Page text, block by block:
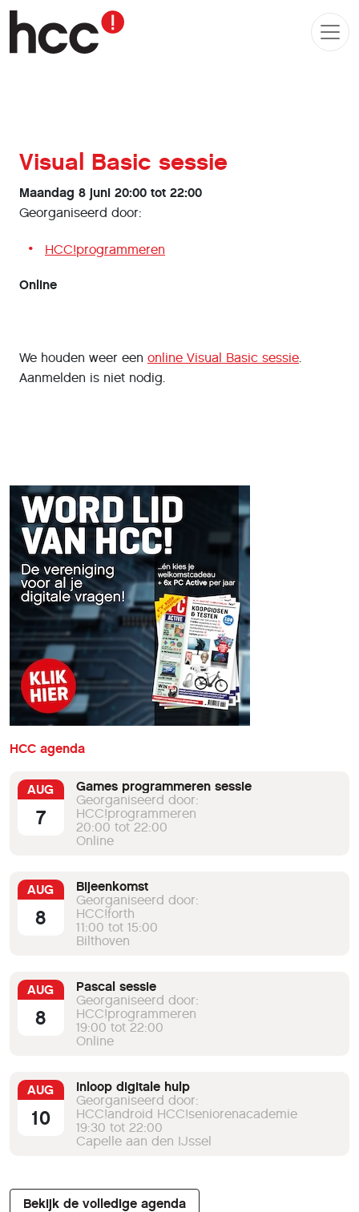
Visual Basic sessie
Maandag 8 juni 20:00 tot 22:00
Georganiseerd door:
HCC!programmeren
Online
We houden weer een online Visual Basic sessie.
Aanmelden is niet nodig.
HCC agenda
AUG
7
Games programmeren sessie
Georganiseerd door:
HCC!programmeren
20:00 tot 22:00
Online
AUG
8
Bijeenkomst
Georganiseerd door:
HCC!forth
11:00 tot 15:00
Bilthoven
AUG
8
Pascal sessie
Georganiseerd door:
HCC!programmeren
19:00 tot 22:00
Online
AUG
10
Inloop digitale hulp
Georganiseerd door:
HCC!android HCC!seniorenacademie
19:30 tot 22:00
Capelle aan den IJssel
Bekijk de volledige agenda